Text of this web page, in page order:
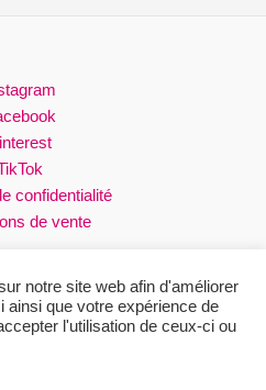
confidentialité
de vente
© 2026 Loli
Fifty North Studios
notre site web afin d'améliorer
ainsi que votre expérience de
l'utilisation de ceux-ci ou